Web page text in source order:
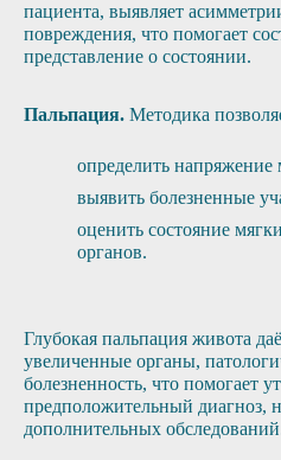
пациента, выявляет
повреждения, что помогает
представление о состоянии.
Пальпация. Методика
определить
выявить болезненные
оценить состояние
органов.
Глубокая пальпация живота
увеличенные органы,
болезненность, что помогает
предположительный диагноз,
дополнительных